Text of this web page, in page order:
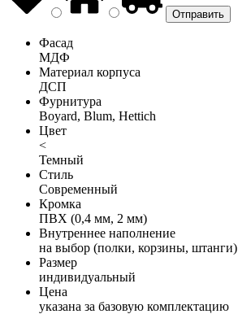
Фасад
МДФ
Материал корпуса
ДСП
Фурнитура
Boyard, Blum, Hettich
Цвет
<
Темный
Стиль
Современный
Кромка
ПВХ (0,4 мм, 2 мм)
Внутреннее наполнение
на выбор (полки, корзины, штанги)
Размер
индивидуальный
Цена
указана за базовую комплектацию